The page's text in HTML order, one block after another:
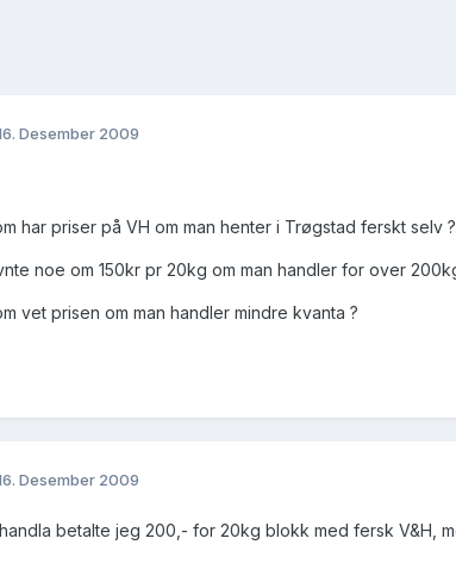
Desember 2009
har priser på VH om man henter i Trøgstad ferskt selv ?
noe om 150kr pr 20kg om man handler for over
vet prisen om man handler mindre kvanta ?
Desember 2009
betalte jeg 200,- for 20kg blokk med fersk V&H,